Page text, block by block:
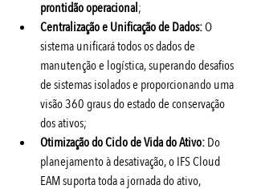
prontidão operacional;
Centralização e Unificação de Dados: O
sistema unificará todos os dados de
manutenção e logística, superando desafios
de sistemas isolados e proporcionando uma
visão 360 graus do estado de conservação
dos ativos;
Otimização do Ciclo de Vida do Ativo: Do
planejamento à desativação, o IFS Cloud
EAM suporta toda a jornada do ativo,